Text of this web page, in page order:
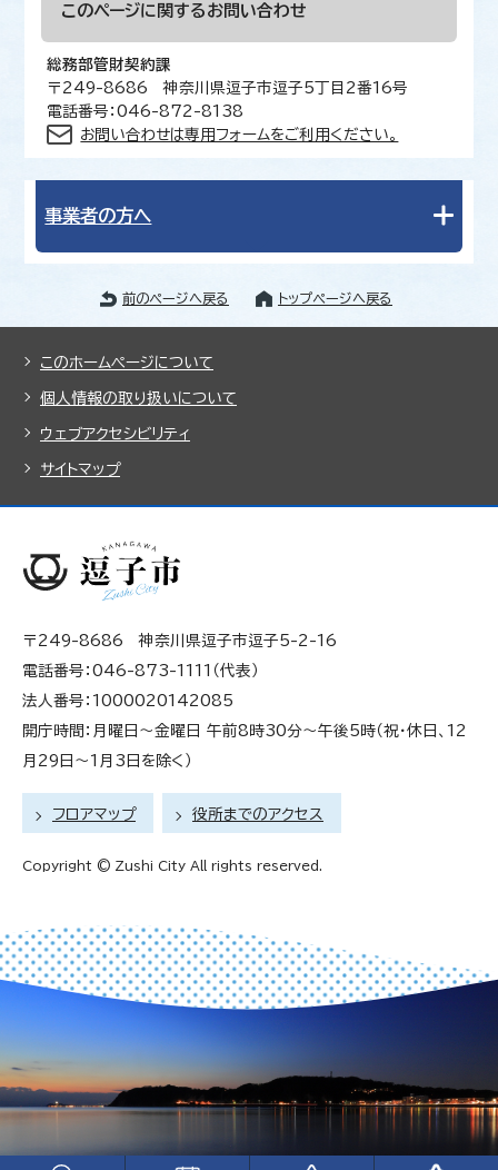
このページに関する お問い合わせ
総務部管財契約課
〒249-8686 神奈川県逗子市逗子5丁目2番16号
電話番号：046-872-8138
お問い合わせは専用フォームをご利用ください。
事業者の方へ
前のページへ戻る トップページへ戻る
このホームページについて
個人情報の取り扱いについて
ウェブアクセシビリティ
サイトマップ
〒249-8686 神奈川県逗子市逗子5-2-16
電話番号：046-873-1111（代表）
法人番号：1000020142085
開庁時間：月曜日～金曜日 午前8時30分～午後5時（祝・休日、12
月29日～1月3日を除く）
フロアマップ 役所までのアクセス
Copyright © Zushi City All rights reserved.